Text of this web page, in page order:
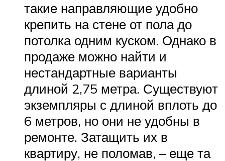
такие направляющие удобно
крепить на стене от пола до
потолка одним куском. Однако в
продаже можно найти и
нестандартные варианты
длиной 2,75 метра. Существуют
экземпляры с длиной вплоть до
6 метров, но они не удобны в
ремонте. Затащить их в
квартиру, не поломав, – еще та